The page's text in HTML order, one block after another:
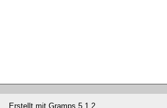
Erstellt mit Gramps 5.1.2